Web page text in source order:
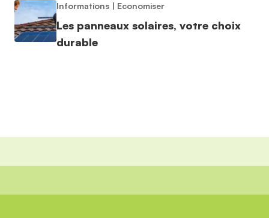
Informations | Economiser
Les panneaux solaires, votre choix
durable